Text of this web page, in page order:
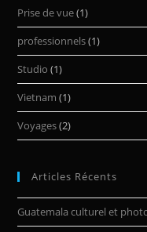
Prise de vue(1)
professionnels(1)
Studio (1)
Vietnam (1)
Voyages(2)
Articles Récents
Guatemala culturel et